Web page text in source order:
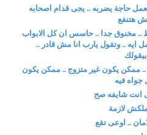
حاجة يضربه .. يجى قدام اصحابه
هتنفع
مخنوق جدا .. حاسس ان كل الابواب
.. وتقول يارب انا مش قادر ..
ممكن يكون غير متزوج .. ممكن يكون
فيه
انت شايفه صح
لازمة
.. اوعى تقع